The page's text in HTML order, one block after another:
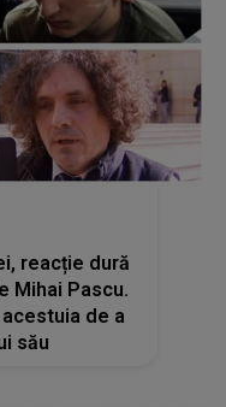
reacție dură
Mihai Pascu.
de a
său